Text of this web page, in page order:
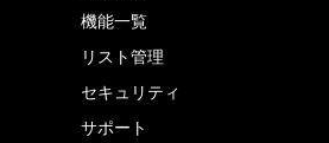
機能一覧
リスト管理
セキュリティ
サポート